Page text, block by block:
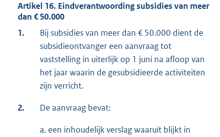
Artikel 16. Eindverantwoording subsidies van meer
dan € 50.000
1.
Bij subsidies van meer dan € 50.000 dient de
subsidieontvanger een aanvraag tot
vaststelling in uiterlijk op 1 juni na afloop van
het jaar waarin de gesubsidieerde activiteiten
zijn verricht.
2. De aanvraag bevat:
a. een inhoudelijk verslag waaruit blijkt in